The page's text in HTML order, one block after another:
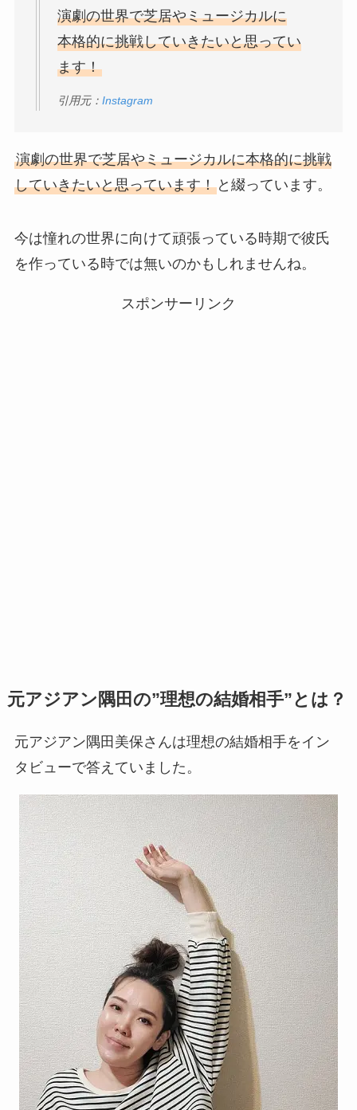
演劇の世界で芝居やミュージカルに
本格的に挑戦していきたいと思ってい
ます！
引用元： Instagram
演劇の世界で芝居やミュージカルに本格的に挑戦
していきたいと思っています！と綴っています。
今は憧れの世界に向けて頑張っている時期で彼氏
を作っている時では無いのかもしれませんね。
スポンサーリンク
元アジアン隅田の”理想の結婚相手”とは？
元アジアン隅田美保さんは理想の結婚相手をイン
タビューで答えていました。